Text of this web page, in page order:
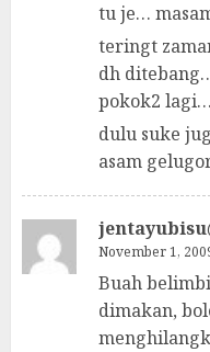
tu je…
teringt
dh
pokok2 lagi…
dulu suke
asam
November 1,
Buah
dimakan,